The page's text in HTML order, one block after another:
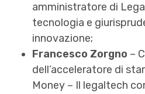
amministratore di
tecnologia e
innovazione;
Francesco Zorgno –
dell’acceleratore di
Money – Il legaltech